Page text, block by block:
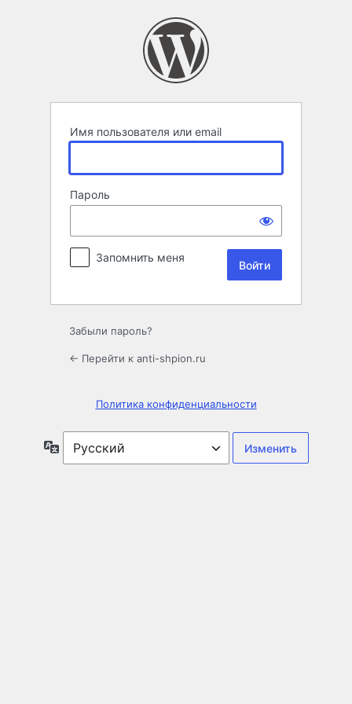
Имя пользователя или email
Пароль
Запомнить меня
Забыли пароль?
← Перейти к anti-shpion.ru
Политика конфиденциальности
Язык